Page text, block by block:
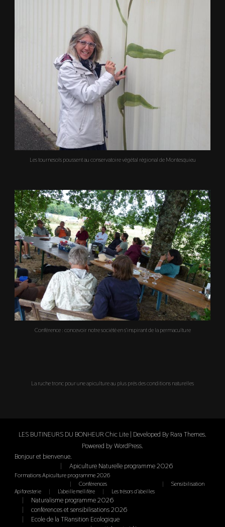
Les tournesols poussent au conservatoire végétal régional de Montesquieu
Conférence : concevoir notre société en s'inspirant de la permaculture
La ruche tronc pour une apiculture au plus prés des conditions naturelles
LES BUTINEURS DU BONHEUR Chic Lite | Developed By Rara Themes.
Powered byWordPress.
Bonjour et bienvenue.
Apiculture Naturelle programme 2026
Formations Apiculture programme 2026
Conférences
Apiforesterie L’abeille mellifère Les trésors d’abeilles
Sensibilisation
Naturalisme programme 2026
conférences et sensibilisations 2026
Ecole de la TRansition Ecologique